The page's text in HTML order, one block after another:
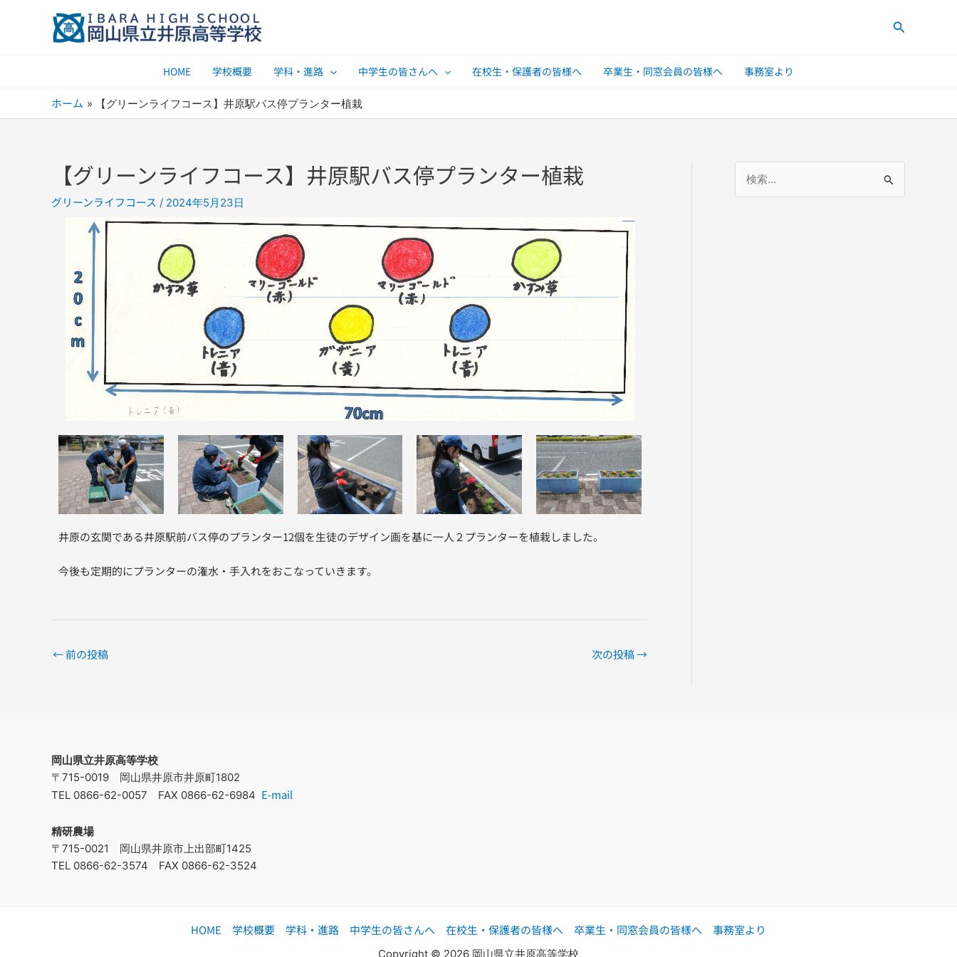
検
HOME 学校概要 学科・進路 中学生の皆さんへ 在校生・保護者の皆様へ 卒業生・同窓会員の皆様へ 事務室より
ホーム 【グリーンライフコース】井原駅バス停プランター植栽
【グリーンライフコース】井原駅バス停プランター植栽
グリーンライフコース / 2024年5月23日
井原の玄関である井原駅前バス停のプランター12個を生徒のデザイン画を基に一人２プランターを植栽しました。
今後も定期的にプランターの潅水・手入れをおこなっていきます。
←前の投稿 次の投稿→
岡山県立井原高等学校
〒715-0019 岡山県井原市井原町1802
TEL 0866-62-0057 FAX 0866-62-6984 E-mail
精研農場
〒715-0021 岡山県井原市上出部町1425
TEL 0866-62-3574 FAX 0866-62-3524
HOME 学校概要 学科・進路 中学生の皆さんへ 在校生・保護者の皆様へ 卒業生・同窓会員の皆様へ 事務室より
Copyright © 2026 岡山県立井原高等学校